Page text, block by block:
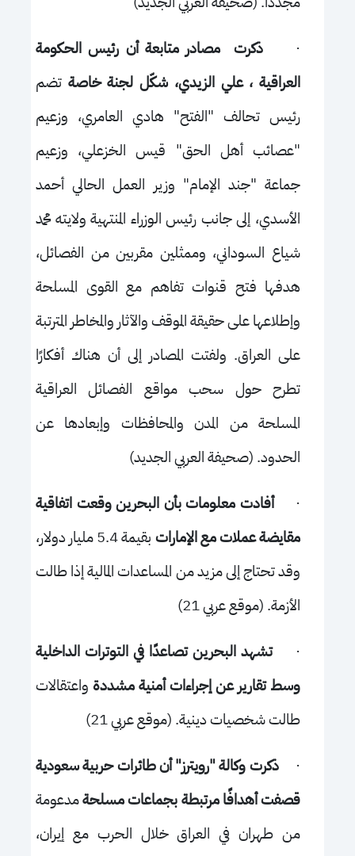
·ذكرت مصادر متابعة أن رئيس الحكومة
العراقية ، علي الزيدي، شكّل لجنة خاصة تضم
رئيس تحالف "الفتح" هادي العامري، وزعيم
"عصائب أهل الحق" قيس الخزعلي، وزعيم
جماعة "جند الإمام" وزير العمل الحالي أحمد
الأسدي، إلى جانب رئيس الوزراء المنتهية ولايته محمد
شياع السوداني، وممثلين مقربين من الفصائل،
هدفها فتح قنوات تفاهم مع القوى المسلحة
وإطلاعها على حقيقة الموقف والآثار والمخاطر المترتبة
على العراق. ولفتت المصادر إلى أن هناك أفكارًا
تطرح حول سحب مواقع الفصائل العراقية
المسلحة من المدن والمحافظات وإبعادها عن
الحدود. (صحيفة العربي الجديد)
·أفادت معلومات بأن البحرين وقعت اتفاقية
مقايضة عملات مع الإمارات
بقيمة 5.4 مليار دولار،
وقد تحتاج إلى مزيد من المساعدات المالية إذا طالت
الأزمة. (موقع عربي 21)
·تشهد البحرين تصاعدًا في التوترات الداخلية
وسط تقارير عن إجراءات أمنية مشددة واعتقالات
طالت شخصيات دينية. (موقع عربي 21)
·ذكرت وكالة "رويترز" أن طائرات حربية سعودية
قصفت أهدافًا مرتبطة بجماعات مسلحةمدعومة
من طهران في العراق خلال الحرب مع إيران،